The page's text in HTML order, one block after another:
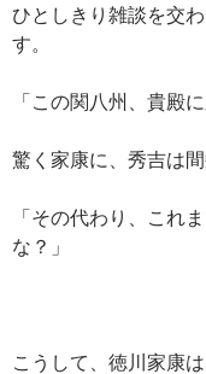
ひとしきり雑談を交
す。
「この関八州、貴殿
驚く家康に、秀吉は
「その代わり、これ
な？」
こうして、徳川家康